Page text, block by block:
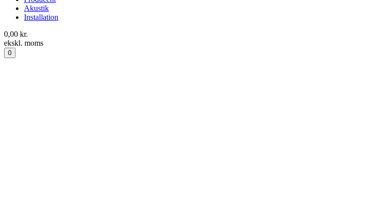
Akustik
Installation
0,00 kr.
ekskl. moms
0